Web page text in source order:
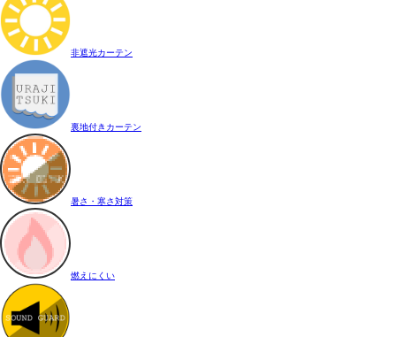
非遮光カーテン
裏地付きカーテン
暑さ・寒さ対策
燃えにくい